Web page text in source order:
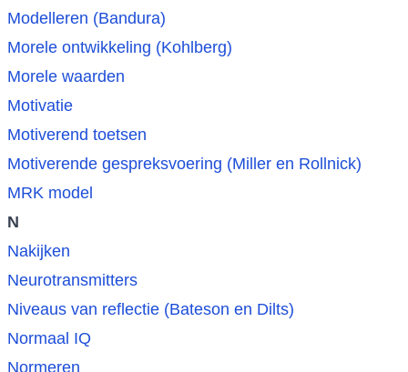
Modelleren (Bandura)
Morele ontwikkeling (Kohlberg)
Morele waarden
Motivatie
Motiverend toetsen
Motiverende gespreksvoering (Miller en Rollnick)
MRK model
N
Nakijken
Neurotransmitters
Niveaus van reflectie (Bateson en Dilts)
Normaal IQ
Normeren